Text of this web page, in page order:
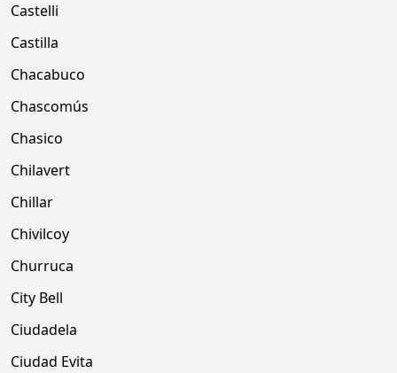
Castelli
Castilla
Chacabuco
Chascomús
Chasico
Chilavert
Chillar
Chivilcoy
Churruca
City Bell
Ciudadela
Ciudad Evita